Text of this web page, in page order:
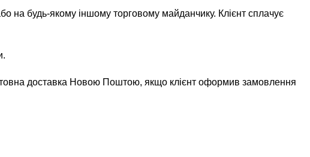
на будь-якому іншому торговому майданчику. Клієнт сплачує
доставка Новою Поштою, якщо клієнт оформив замовлення